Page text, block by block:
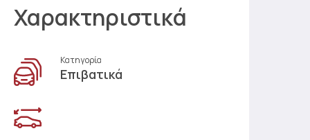
Χαρακτηριστικά
Κατηγορία
Επιβατικά